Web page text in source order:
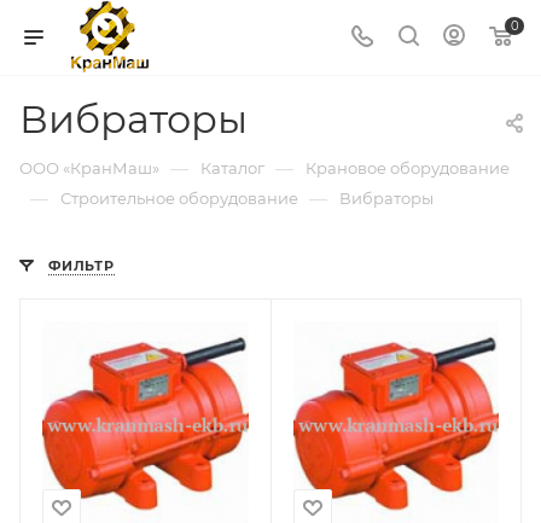
0
Вибраторы
ООО «КранМаш» — Каталог — Крановое оборудование
— Строительное оборудование — Вибраторы
ФИЛЬТР